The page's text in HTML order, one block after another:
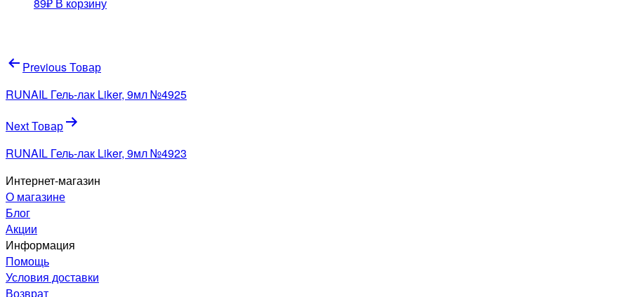
89₽ В корзину
Навигация
по
записям
Previous Товар
RUNAIL Гель-лак Liker, 9мл №4925
Next Товар
RUNAIL Гель-лак Liker, 9мл №4923
Интернет-магазин
О магазине
Блог
Акции
Информация
Помощь
Условия доставки
Возврат